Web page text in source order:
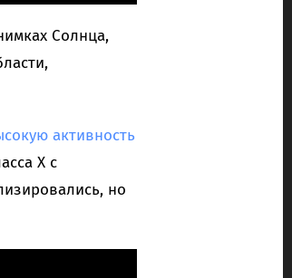
Солнца,
активность
X с
но